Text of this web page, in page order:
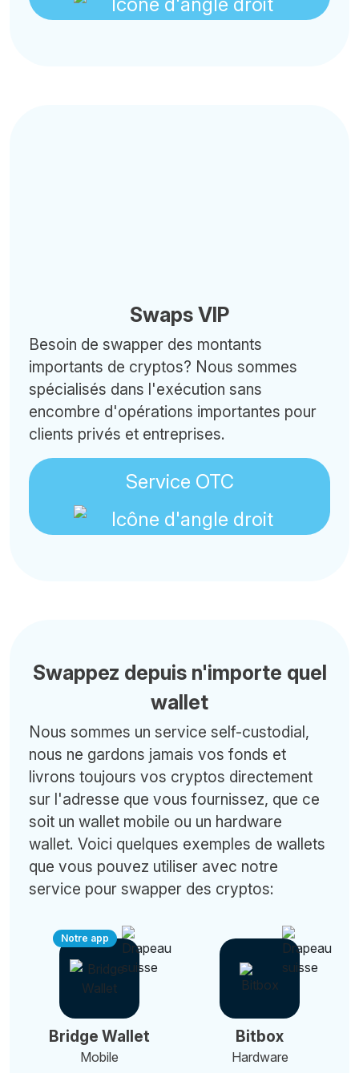
Swaps VIP
Besoin de swapper des montants
importants de cryptos? Nous sommes
spécialisés dans l'exécution sans
encombre d'opérations importantes pour
clients privés et entreprises.
Service OTC
Swappez depuis n'importe quel
wallet
Nous sommes un service self-custodial,
nous ne gardons jamais vos fonds et
livrons toujours vos cryptos directement
sur l'adresse que vous fournissez, que ce
soit un wallet mobile ou un hardware
wallet. Voici quelques exemples de wallets
que vous pouvez utiliser avec notre
service pour swapper des cryptos:
Notre app
Bridge Wallet
Mobile
Bitbox
Hardware